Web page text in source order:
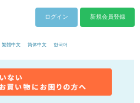
ログイン 新規会員登録
繁體中文 简体中文 한국어